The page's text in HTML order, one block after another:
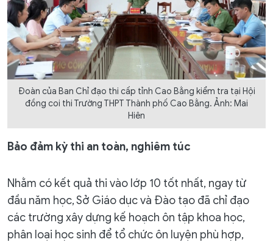
Đoàn của Ban Chỉ đạo thi cấp tỉnh Cao Bằng kiểm tra tại Hội
đồng coi thi Trường THPT Thành phố Cao Bằng. Ảnh: Mai
Hiên
Bảo đảm kỳ thi an toàn, nghiêm túc
Nhằm có kết quả thi vào lớp 10 tốt nhất, ngay từ
đầu năm học, Sở Giáo dục và Đào tạo đã chỉ đạo
các trường xây dựng kế hoạch ôn tập khoa học,
phân loại học sinh để tổ chức ôn luyện phù hợp,